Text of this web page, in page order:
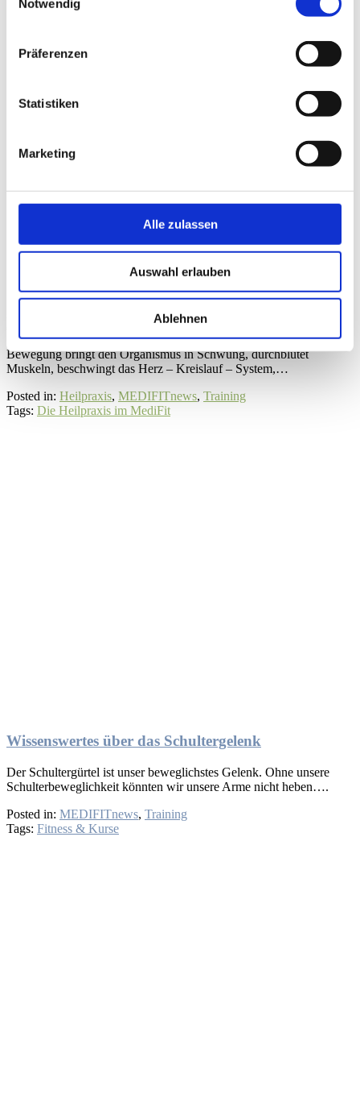
Notwendig
Präferenzen
Statistiken
Marketing
Alle zulassen
Auswahl erlauben
Ablehnen
Depressive Phasen erfolgreich überwinden
Bewegung bringt den Organismus in Schwung, durchblutet
Muskeln, beschwingt das Herz – Kreislauf – System,…
Posted in: Heilpraxis, MEDIFITnews, Training
Tags: Die Heilpraxis im MediFit
Wissenswertes über das Schultergelenk
Der Schultergürtel ist unser beweglichstes Gelenk. Ohne unsere
Schulterbeweglichkeit könnten wir unsere Arme nicht heben….
Posted in: MEDIFITnews, Training
Tags: Fitness & Kurse